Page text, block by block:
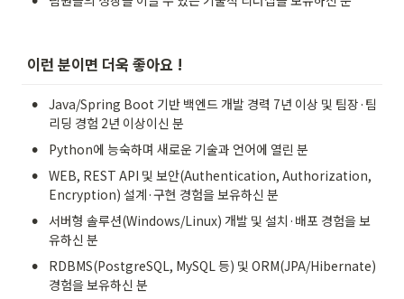
이런 분이면 더욱 좋아요 !
•
Java/Spring Boot 기반 백엔드 개발 경력 7년 이상 및 팀장·팀
리딩 경험 2년 이상이신 분
• Python에 능숙하며 새로운 기술과 언어에 열린 분
•
WEB, REST API 및 보안(Authentication, Authorization,
Encryption) 설계·구현 경험을 보유하신 분
•
서버형 솔루션(Windows/Linux) 개발 및 설치·배포 경험을 보
유하신 분
•
RDBMS(PostgreSQL, MySQL 등) 및 ORM(JPA/Hibernate)
경험을 보유하신 분